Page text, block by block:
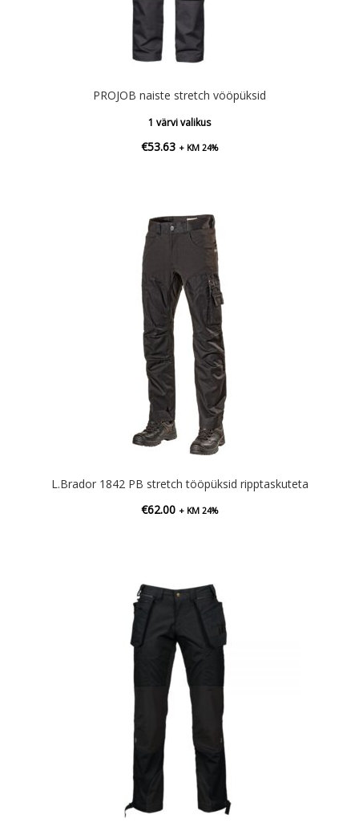
PROJOB naiste stretch vööpüksid
1 värvi valikus
€53.63 + KM 24%
L.Brador 1842 PB stretch tööpüksid ripptaskuteta
€62.00 + KM 24%